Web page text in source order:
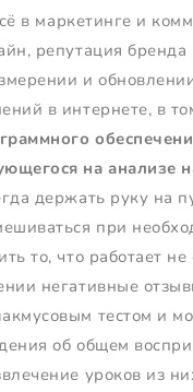
в маркетинге и
репутация бренда
и
в интернете, в
на анализе
держать руку на
при
то, что работает
негативные
тестом и
об общем
уроков из